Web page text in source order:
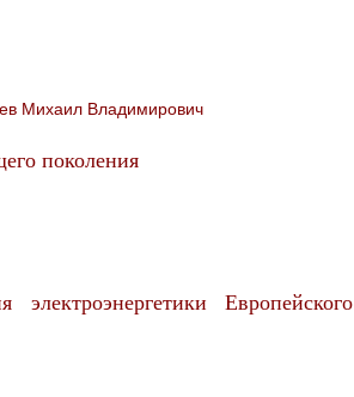
Михаил Владимирович
поколения
электроэнергетики Европейского